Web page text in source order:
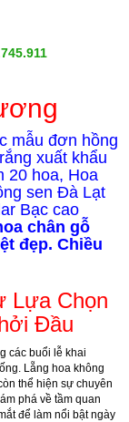
mẫu đơn hồng
xuất khẩu
20 hoa, Hoa
sen Đà Lạt
Bạc cao
chân gỗ
đẹp. Chiều
Lựa Chọn
Đầu
các buổi lễ khai
Lẵng hoa không
thể hiện sự chuyên
phá về tầm quan
để làm nổi bật ngày